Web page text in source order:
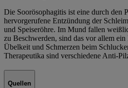
Die Soorösophagitis ist eine durch den
hervorgerufene Entzündung der
und Speiseröhre. Im Mund fallen
zu Beschwerden, sind das vor allem
Übelkeit und Schmerzen beim
Therapeutika sind verschiedene Anti-
Quellen